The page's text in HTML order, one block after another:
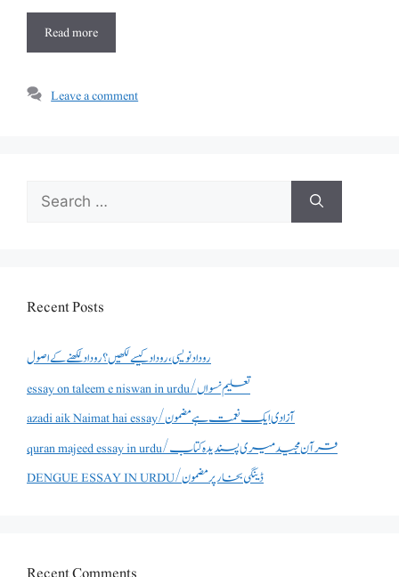
Read more
Leave a comment
Search
for:
Recent Posts
روداد نویسی ،روداد کیسے لکھیں؟ روداد لکھنے کے اصول
essay on taleem e niswan in urdu/تعلیم نسواں
azadi aik Naimat hai essay/آزادی ایک نعمت ہے مضمون
quran majeed essay in urdu/قرآن مجید میری پسندیدہ کتاب
DENGUE ESSAY IN URDU/ڈینگی بخار پر مضمون